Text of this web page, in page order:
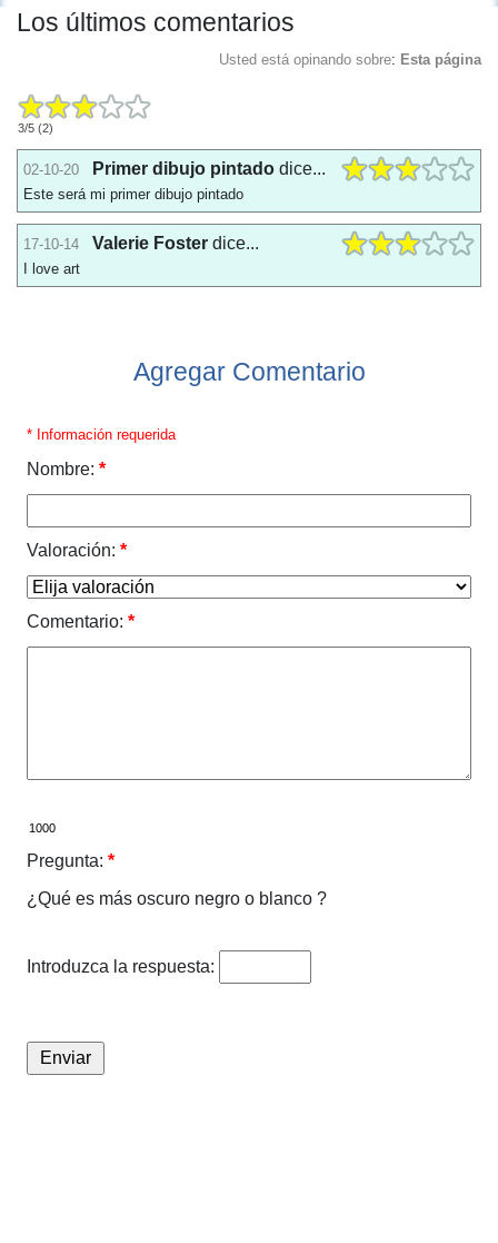
Los últimos comentarios
Usted está opinando sobre: Esta página
3/5 (2)
02-10-20 Primer dibujo pintado dice...
Este será mi primer dibujo pintado
17-10-14 Valerie Foster dice...
I love art
Agregar Comentario
* Información requerida
Nombre: *
Valoración: *
Comentario: *
Pregunta: *
¿Qué es más oscuro negro o blanco ?
Introduzca la respuesta: